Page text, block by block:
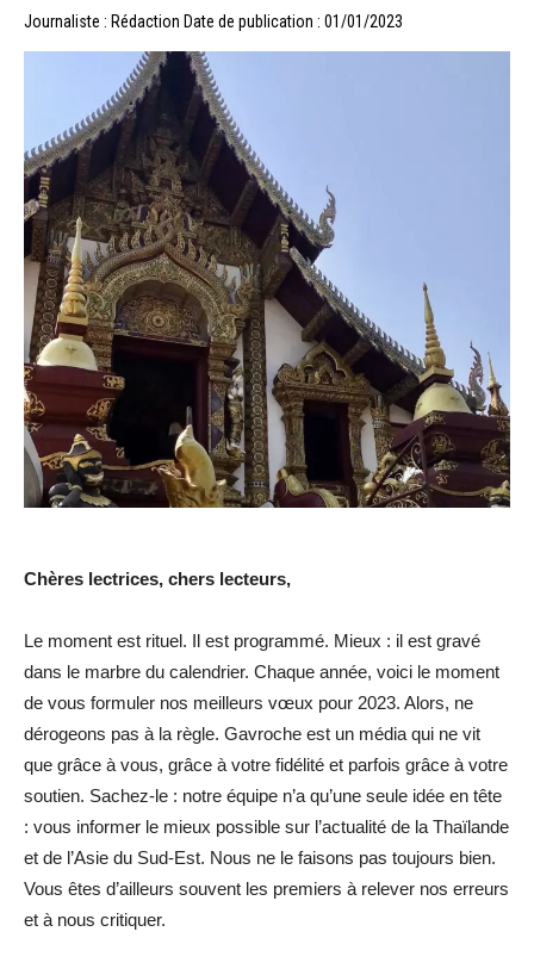
Journaliste : Rédaction Date de publication : 01/01/2023
Chères lectrices, chers lecteurs,
Le moment est rituel. Il est programmé. Mieux : il est gravé
dans le marbre du calendrier. Chaque année, voici le moment
de vous formuler nos meilleurs vœux pour 2023. Alors, ne
dérogeons pas à la règle. Gavroche est un média qui ne vit
que grâce à vous, grâce à votre fidélité et parfois grâce à votre
soutien. Sachez-le : notre équipe n’a qu’une seule idée en tête
: vous informer le mieux possible sur l’actualité de la Thaïlande
et de l’Asie du Sud-Est. Nous ne le faisons pas toujours bien.
Vous êtes d’ailleurs souvent les premiers à relever nos erreurs
et à nous critiquer.